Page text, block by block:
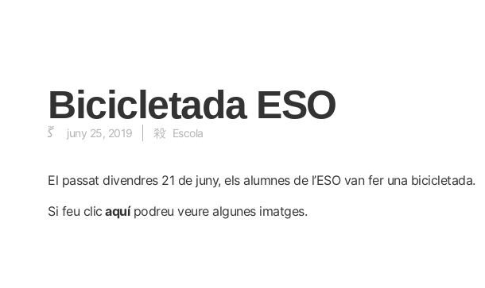
Bicicletada ESO
juny 25, 2019 Escola
El passat divendres 21 de juny, els alumnes de l’ESO van fer una bicicletada.
Si feu clic aquípodreu veure algunes imatges.